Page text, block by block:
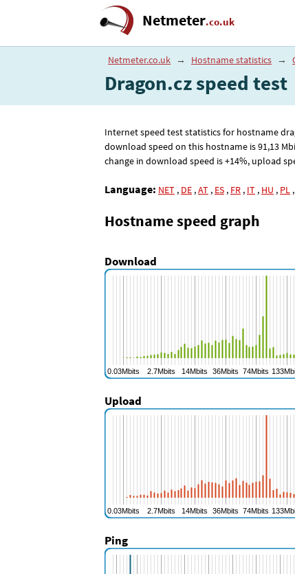
Netmeter.co.uk
Netmeter.co.uk → Hostname statistics →
Dragon.cz speed test
Internet speed test statistics for hostname
download speed on this hostname is 91,13
change in download speed is +14%, upload
Language: NET , DE ,AT , ES , FR , IT , HU , PL ,
Hostname speed graph
Download
Upload
Ping